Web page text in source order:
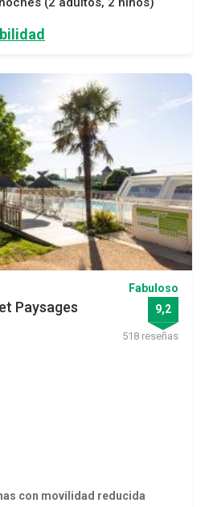
Paysages
Fabuloso
9,2
518 reseñas
con movilidad reducida